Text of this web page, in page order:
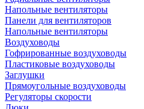
Напольные вентиляторы
Панели для вентиляторов
Напольные вентиляторы
Воздуховоды
Гофрированные воздуховоды
Пластиковые воздуховоды
Заглушки
Прямоугольные воздуховоды
Регуляторы скорости